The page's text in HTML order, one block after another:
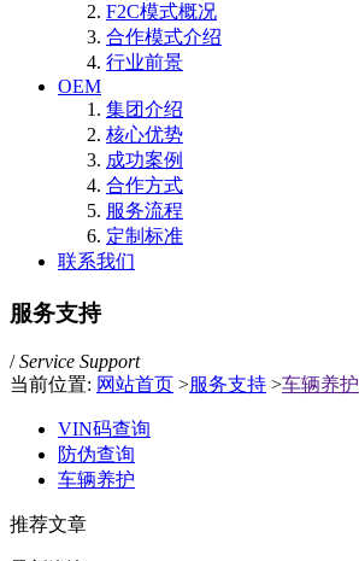
F2C模式概况
合作模式介绍
行业前景
OEM
集团介绍
核心优势
成功案例
合作方式
服务流程
定制标准
联系我们
服务支持
/Service Support
当前位置: 网站首页 >服务支持 >车辆养护
VIN码查询
防伪查询
车辆养护
推荐文章